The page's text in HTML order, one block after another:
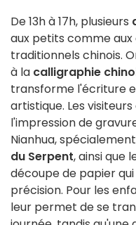
De 13h à 17h, plusieurs
aux petits comme
traditionnels chinois.
à la calligraphie
transforme l'écriture
artistique. Les
l'impression de
Nianhua,
du Serpent, ainsi que
découpe de papier
précision. Pour les
leur permet de se